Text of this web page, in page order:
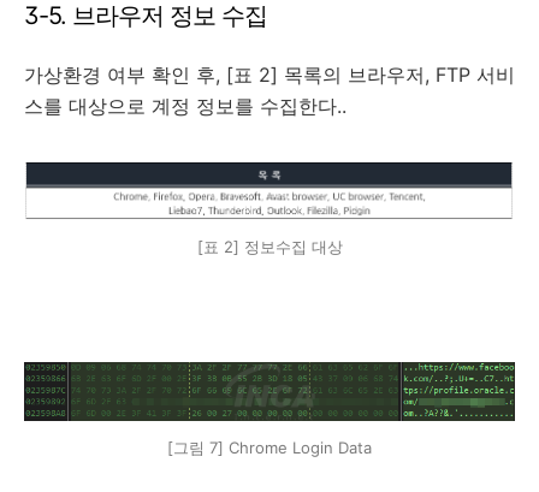
3-5. 브라우저 정보 수집
가상환경 여부 확인 후, [표 2] 목록의 브라우저, FTP 서비
스를 대상으로 계정 정보를 수집한다..
[표 2] 정보수집 대상
[그림 7] Chrome Login Data